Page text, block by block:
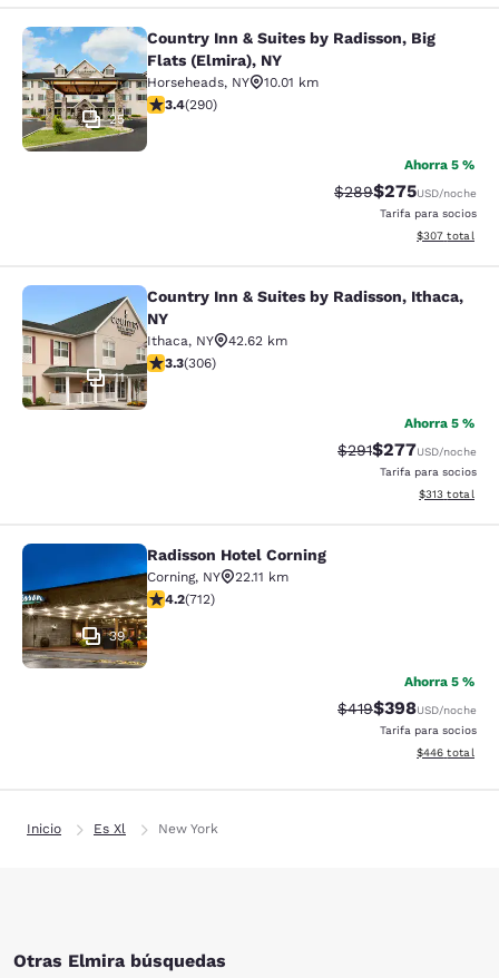
Country Inn & Suites by Radisson,
25
Country Inn & Suites by Radisson, Big
Flats (Elmira), NY
Horseheads, NY
10.01 km
calificación de 3.43 estrellas. Bueno. 290 reseñas
3.4(290)
Ahorra 5 %
Precio tachado:
$289Precio con
$275USD/noche
Tarifa para socios
Ver detalles
$307 total
Country Inn & Suites by Radisson,
11
Country Inn & Suites by Radisson, Ithaca,
NY
Ithaca, NY
42.62 km
calificación de 3.3 estrellas. Bueno. 306 reseñas
3.3(306)
Ahorra 5 %
Precio tachado:
$291Precio con
$277USD/noche
Tarifa para socios
Ver detalles
$313 total
Radisson Hotel Corning
39
Radisson Hotel Corning
Corning, NY
22.11 km
calificación de 4.2 estrellas. Excelente. 712 reseñas
4.2(712)
Ahorra 5 %
Precio tachado:
$419Precio con
$398USD/noche
Tarifa para socios
Ver detalles
$446 total
Inicio Es Xl New York
Otras Elmira búsquedas